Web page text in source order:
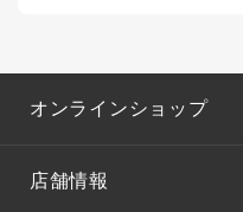
オンラインショップ
店舗情報